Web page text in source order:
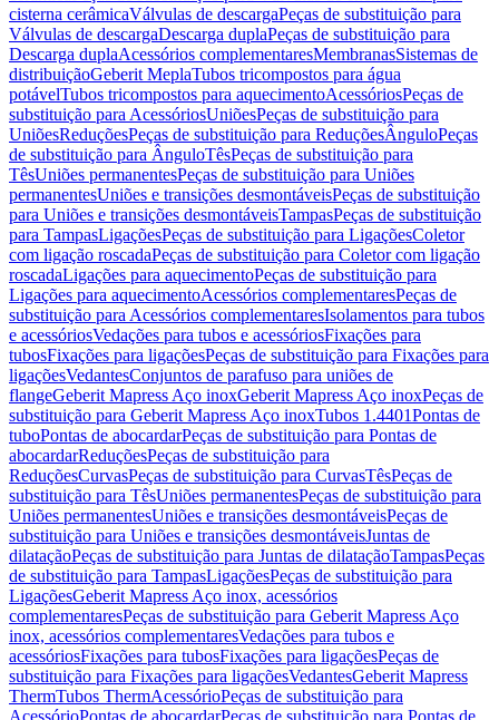
cisterna cerâmicaVálvulas de descargaPeças de substituição para
Válvulas de descargaDescarga duplaPeças de substituição para
Descarga duplaAcessórios complementaresMembranasSistemas de
distribuiçãoGeberit MeplaTubos tricompostos para água
potávelTubos tricompostos para aquecimentoAcessóriosPeças de
substituição para AcessóriosUniõesPeças de substituição para
UniõesReduçõesPeças de substituição para ReduçõesÂnguloPeças
de substituição para ÂnguloTêsPeças de substituição para
TêsUniões permanentesPeças de substituição para Uniões
permanentesUniões e transições desmontáveisPeças de substituição
para Uniões e transições desmontáveisTampasPeças de substituição
para TampasLigaçõesPeças de substituição para LigaçõesColetor
com ligação roscadaPeças de substituição para Coletor com ligação
roscadaLigações para aquecimentoPeças de substituição para
Ligações para aquecimentoAcessórios complementaresPeças de
substituição para Acessórios complementaresIsolamentos para tubos
e acessóriosVedações para tubos e acessóriosFixações para
tubosFixações para ligaçõesPeças de substituição para Fixações para
ligaçõesVedantesConjuntos de parafuso para uniões de
flangeGeberit Mapress Aço inoxGeberit Mapress Aço inoxPeças de
substituição para Geberit Mapress Aço inoxTubos 1.4401Pontas de
tuboPontas de abocardarPeças de substituição para Pontas de
abocardarReduçõesPeças de substituição para
ReduçõesCurvasPeças de substituição para CurvasTêsPeças de
substituição para TêsUniões permanentesPeças de substituição para
Uniões permanentesUniões e transições desmontáveisPeças de
substituição para Uniões e transições desmontáveisJuntas de
dilataçãoPeças de substituição para Juntas de dilataçãoTampasPeças
de substituição para TampasLigaçõesPeças de substituição para
LigaçõesGeberit Mapress Aço inox, acessórios
complementaresPeças de substituição para Geberit Mapress Aço
inox, acessórios complementaresVedações para tubos e
acessóriosFixações para tubosFixações para ligaçõesPeças de
substituição para Fixações para ligaçõesVedantesGeberit Mapress
ThermTubos ThermAcessórioPeças de substituição para
AcessórioPontas de abocardarPeças de substituição para Pontas de